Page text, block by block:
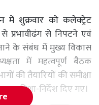
में शुक्रवार को कलेक्ट्रेट
प्रभावीढंग से निपटने एवं
के संबंध में मुख्य विकास
में महत्वपूर्ण बैठक
की तैयारियों की समीक्षा
दिशा-निर्देश दिए गए।